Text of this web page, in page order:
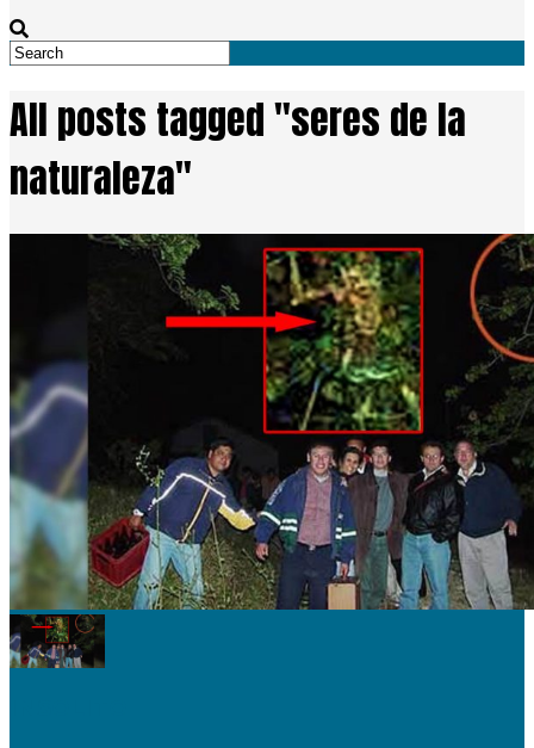
All posts tagged "seres de la
naturaleza"